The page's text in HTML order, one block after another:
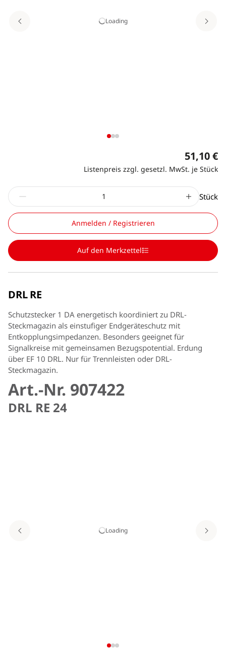
Loading
51,10 €
Listenpreis zzgl. gesetzl. MwSt. je Stück
Stück
Anmelden / Registrieren
Auf den Merkzettel
DRL RE
Schutzstecker 1 DA energetisch koordiniert zu DRL-
Steckmagazin als einstufiger Endgeräteschutz mit
Entkopplungsimpedanzen. Besonders geeignet für
Signalkreise mit gemeinsamen Bezugspotential. Erdung
über EF 10 DRL. Nur für Trennleisten oder DRL-
Steckmagazin.
Art.-Nr. 907422
DRL RE 24
Loading